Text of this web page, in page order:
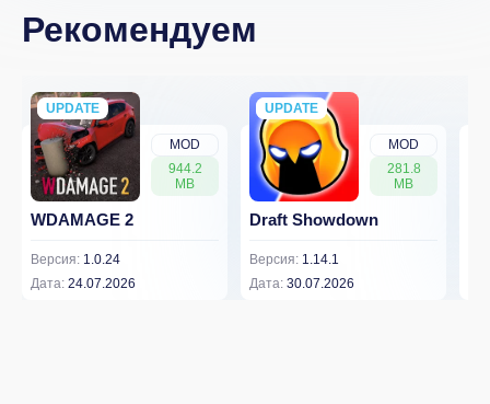
Рекомендуем
MOD
944.2
MB
UPDATE
NEW
WDAMAGE 2
Версия: 1.0.24
Дата: 24.07.2026
MOD
281.8
MB
UPDATE
NEW
Draft Showdown
Версия: 1.14.1
Дата: 30.07.2026